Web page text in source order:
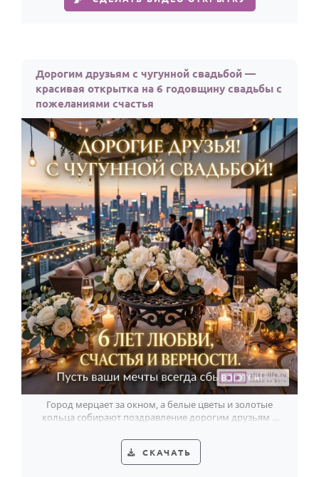
Дорогим друзьям с чугунной свадьбой —
красивая открытка на 6 годовщину свадьбы с
пожеланиями счастья
Город мерцает за окном, а белые цветы и золотые
кольца собирают поздравление дорогим друзьям к
СКАЧАТЬ